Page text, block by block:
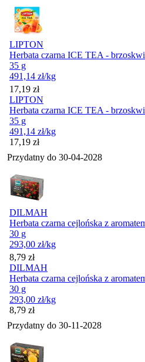
LIPTON
Herbata czarna ICE TEA -
35 g
491,14 zł/kg
Cena
17,19 zł
LIPTON
Herbata czarna ICE TEA -
35 g
491,14 zł/kg
Cena
17,19 zł
Przydatny do 30-04-2028
DILMAH
Herbata czarna cejlońska z
30 g
293,00 zł/kg
Cena
8,79 zł
DILMAH
Herbata czarna cejlońska z
30 g
293,00 zł/kg
Cena
8,79 zł
Przydatny do 30-11-2028